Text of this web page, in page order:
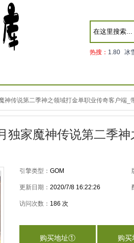
热搜： 1.80 冰
神传说第二季神之领域打金单职业传奇客户端_
独家魔神传说第二季
引擎类型： GOM
更新日期： 2020/7/8 16:22:26
访问次数： 186 次
购买地址① 购